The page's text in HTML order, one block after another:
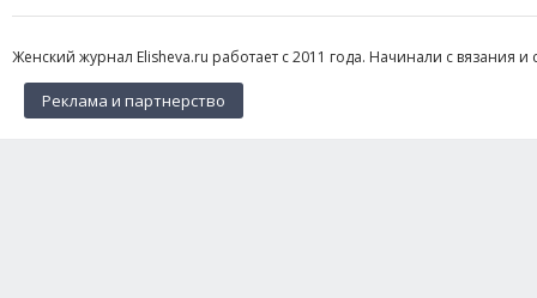
Женский журнал Elisheva.ru работает с 2011 года. Начинали с вязания
Реклама и партнерство